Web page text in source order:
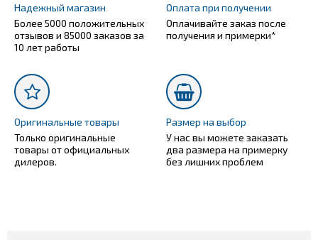
Надежный магазин
Более 5000 положительных
отзывов и 85000 заказов за
10 лет работы
Оплата при получении
Оплачивайте заказ после
получения и примерки*
Оригинальные товары
Только оригинальные
товары от официальных
дилеров.
Размер на выбор
У нас вы можете заказать
два размера на примерку
без лишних проблем